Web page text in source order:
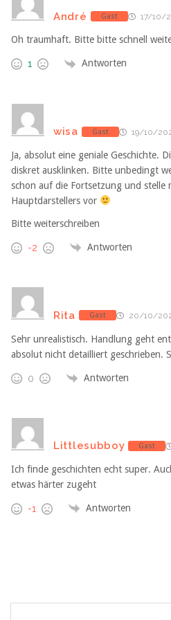
André Gast 17/10/
Oh traumhaft. Bitte bitte schnell
1 Antworten
wisa Gast 19/10/
Ja, absolut eine geniale Geschichte.
diskret ausklinken. Bitte unbedingt
schon auf die Fortsetzung und stelle
Hauptdarstellers vor
Bitte weiterschreiben
-2 Antworten
Rita Gast 20/10/
Sehr unrealistisch. Handlung geht
absolut nicht detailliert geschrieben.
0 Antworten
Littlesubboy Gast
Ich finde geschichten echt super.
etwas härter zugeht
-1 Antworten